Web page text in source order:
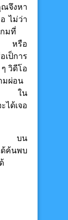
จึงหา
ไม่ว่า
มที่
ส หรือ
ป็การ
วิดีโอ
มผ่อน
ใน
ด้เจอ
บน
ค้นพบ